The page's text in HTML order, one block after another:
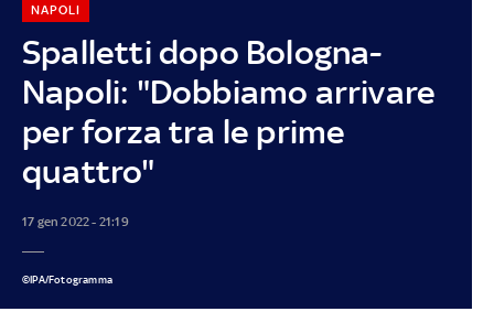
Spalletti dopo Bologna-
Napoli: "Dobbiamo arrivare
per forza tra le prime
quattro"
NAPOLI
17 gen 2022 - 21:19
©IPA/Fotogramma